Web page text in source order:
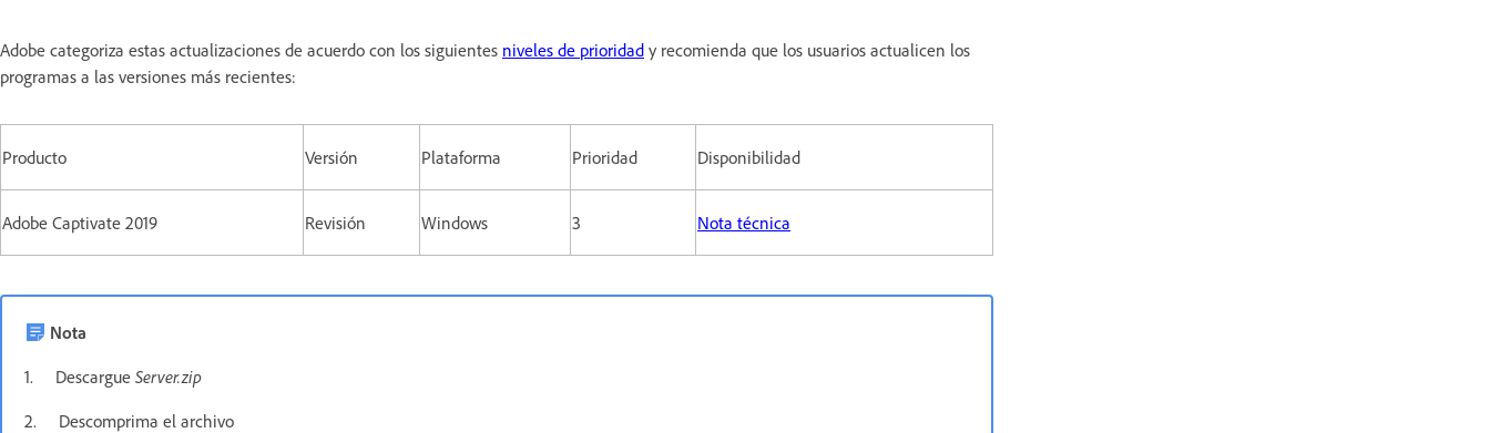
Adobe categoriza estas actualizaciones de acuerdo con los siguientes niveles de prioridad y recomienda que los usuarios actualicen los
programas a las versiones más recientes:
Producto Versión Plataforma Prioridad Disponibilidad
Adobe Captivate 2019 Revisión Windows 3 Nota técnica
Nota
1. Descargue Server.zip
2. Descomprima el archivo